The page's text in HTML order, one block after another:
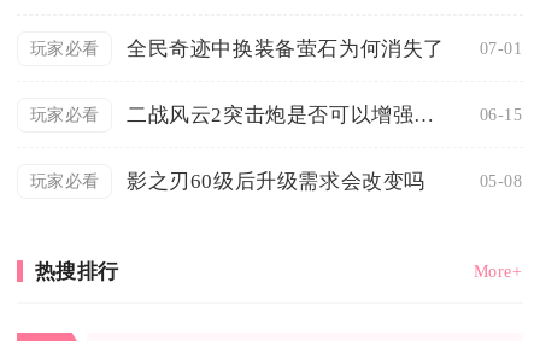
玩家必看 全民奇迹中换装备萤石为何消失了 07-01
玩家必看 二战风云2突击炮是否可以增强作战能力 06-15
玩家必看 影之刃60级后升级需求会改变吗 05-08
热搜排行 More+